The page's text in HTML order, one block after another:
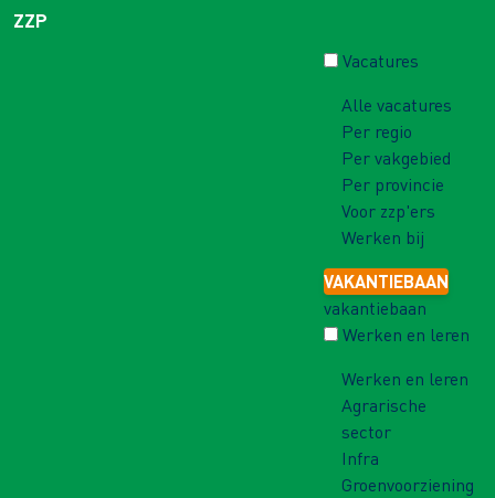
ZZP
Vacatures
Alle vacatures
Per regio
Per vakgebied
Per provincie
Voor zzp'ers
Werken bij
VAKANTIEBAAN
vakantiebaan
Werken en leren
Werken en leren
Agrarische
sector
Infra
Groenvoorziening